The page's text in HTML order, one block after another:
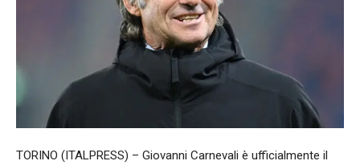
TORINO (ITALPRESS) – Giovanni Carnevali è ufficialmente il